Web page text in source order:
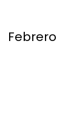
Febrero